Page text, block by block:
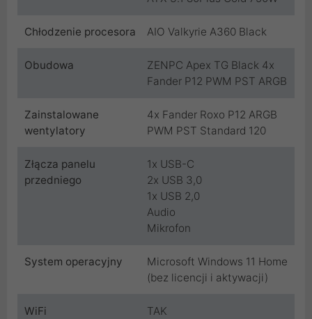
Chłodzenie procesora AIO Valkyrie A360 Black
Obudowa
ZENPC Apex TG Black 4x
Fander P12 PWM PST ARGB
Zainstalowane
wentylatory
4x Fander Roxo P12 ARGB
PWM PST Standard 120
Złącza panelu
przedniego
1x USB-C
2x USB 3,0
1x USB 2,0
Audio
Mikrofon
System operacyjny
Microsoft Windows 11 Home
(bez licencji i aktywacji)
WiFi TAK